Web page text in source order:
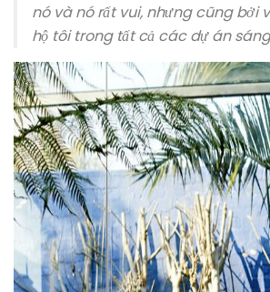
nó và nó rất vui, nhưng cũng bởi
hộ tôi trong tất cả các dự án